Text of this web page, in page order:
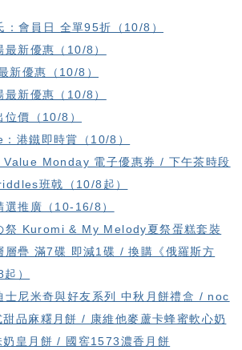
：會員日 全單95折（10/8）
最新優惠（10/8）
新優惠（10/8）
最新優惠（10/8）
位價（10/8）
港鐵即時賞（10/8）
Value Monday 電子優惠券 / 下午茶時段
班戟（10/8起）
選推廣（10-16/8）
祭 Kuromi & My Melody夏祭蛋糕套裝
層疊 滿7碟 即減1碟 / 換購《俄羅斯方
）
士尼米奇與好友系列 中秋月餅禮盒 / noc
品麻糬月餅 / 康維他麥蘆卡蜂蜜軟心奶
皇月餅 / 國窖1573濃香月餅